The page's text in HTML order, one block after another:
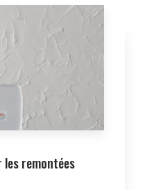
remontées